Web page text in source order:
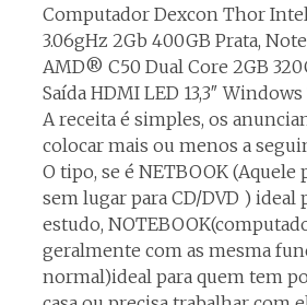
Computador Dexcon Thor
3.06gHz 2Gb 400GB Prata,
AMD® C50 Dual Core 2GB
Saída HDMI LED 13,3″
A receita é simples, os
colocar mais ou menos a
O tipo, se é NETBOOK
sem lugar para CD/DVD ) ideal
estudo,
geralmente com as mesma
normal)ideal para quem tem